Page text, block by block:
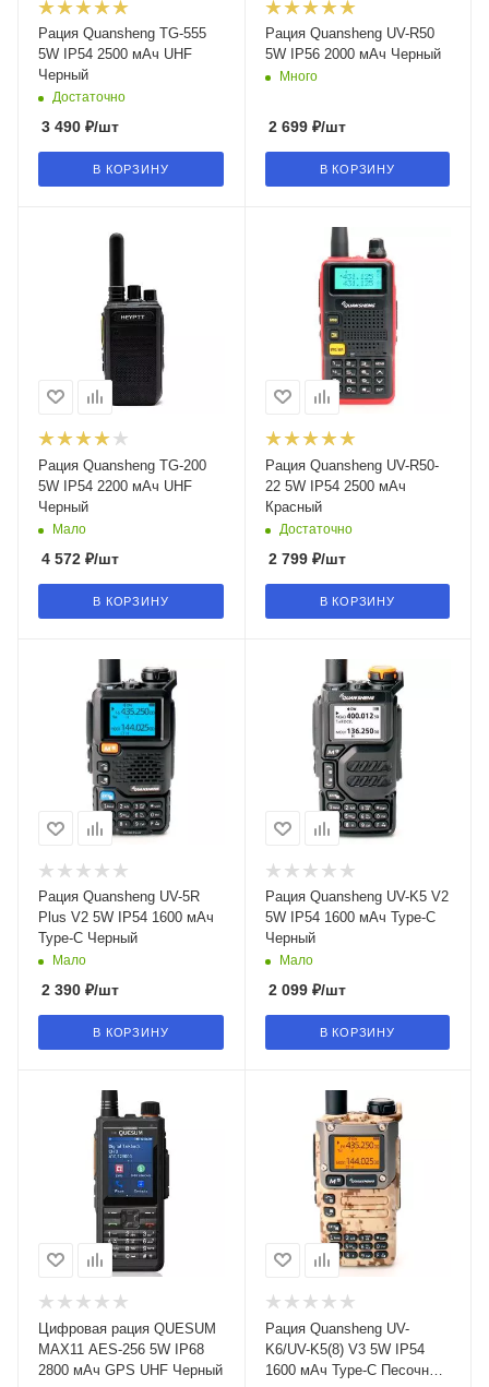
Рация Quansheng TG-555
5W IP54 2500 мАч UHF
Черный
Достаточно
3 490 ₽/шт
В КОРЗИНУ
Рация Quansheng UV-R50
5W IP56 2000 мАч Черный
Много
2 699₽/шт
В КОРЗИНУ
Рация Quansheng TG-200
5W IP54 2200 мАч UHF
Черный
Мало
4 572 ₽/шт
В КОРЗИНУ
Рация Quansheng UV-R50-
22 5W IP54 2500 мАч
Красный
Достаточно
2 799₽/шт
В КОРЗИНУ
Рация Quansheng UV-5R
Plus V2 5W IP54 1600 мАч
Type-C Черный
Мало
2 390 ₽/шт
В КОРЗИНУ
Рация Quansheng UV-K5 V2
5W IP54 1600 мАч Type-C
Черный
Мало
2 099₽/шт
В КОРЗИНУ
Цифровая рация QUESUM
MAX11 AES-256 5W IP68
2800 мАч GPS UHF Черный
Рация Quansheng UV-
K6/UV-K5(8) V3 5W IP54
1600 мАч Type-C Песочный